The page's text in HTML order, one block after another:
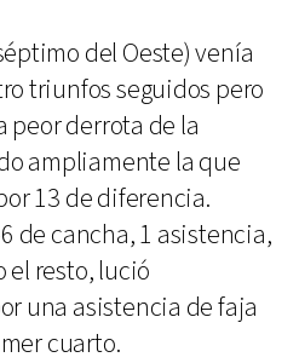
del Oeste) venía
triunfos seguidos pero
peor derrota de la
ampliamente la que
13 de diferencia.
de cancha, 1 asistencia,
el resto, lució
una asistencia de faja
cuarto.